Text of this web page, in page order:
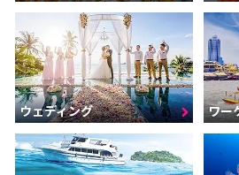
ウェディング ワー